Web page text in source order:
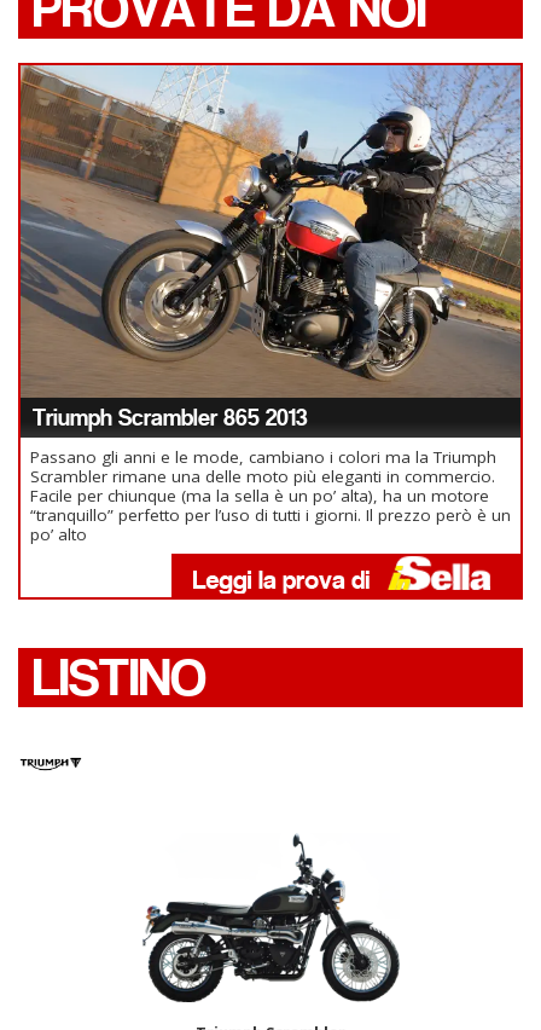
Triumph Scrambler 865 2013
Passano gli anni e le mode, cambiano i colori ma la Triumph
Scrambler rimane una delle moto più eleganti in commercio.
Facile per chiunque (ma la sella è un po’ alta), ha un motore
“tranquillo” perfetto per l’uso di tutti i giorni. Il prezzo però è un
po’ alto
LISTINO